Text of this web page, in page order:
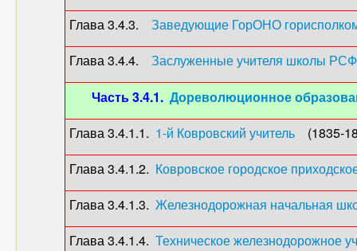
Глава 3.4.3. Заведующие ГорОНО
Глава 3.4.4. Заслуженные учителя школы
Часть 3.4.1. Дореволюционное
Глава 3.4.1.1. 1-й Ковровский учитель (1835-
Глава 3.4.1.2. Ковровское городское
Глава 3.4.1.3. Железнодорожная начальная
Глава 3.4.1.4. Техническое железнодорожное